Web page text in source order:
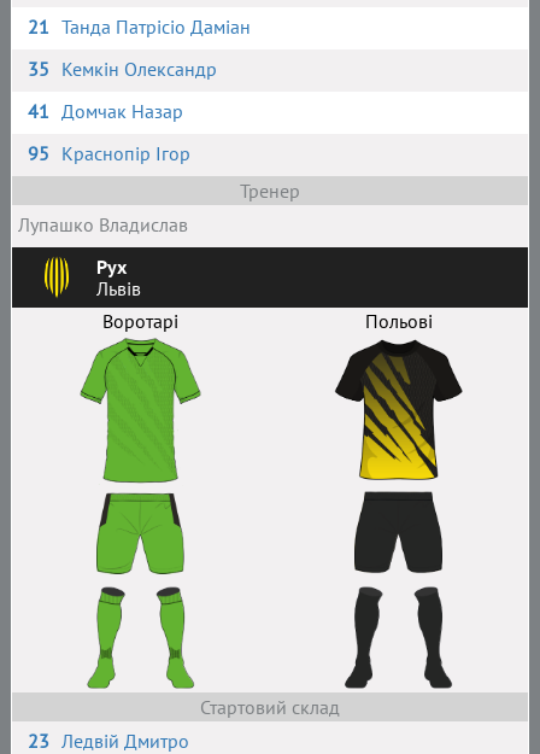
21 Танда Патрісіо Даміан
35 Кемкін Олександр
41 Домчак Назар
95 Краснопір Ігор
Тренер
Лупашко Владислав
Рух
Львів
Воротарі
Польові
Стартовий склад
23 Ледвій Дмитро